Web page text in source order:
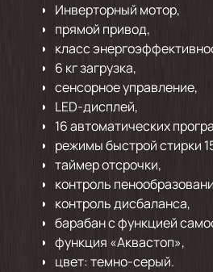
Инверторный мотор,
прямой привод,
класс
6 кг загрузка,
сенсорное управление,
LED-дисплей,
16 автоматических
режимы быстрой стирки
таймер отсрочки,
контроль
контроль дисбаланса,
барабан с функцией
функция «Аквастоп»,
цвет: темно-серый.